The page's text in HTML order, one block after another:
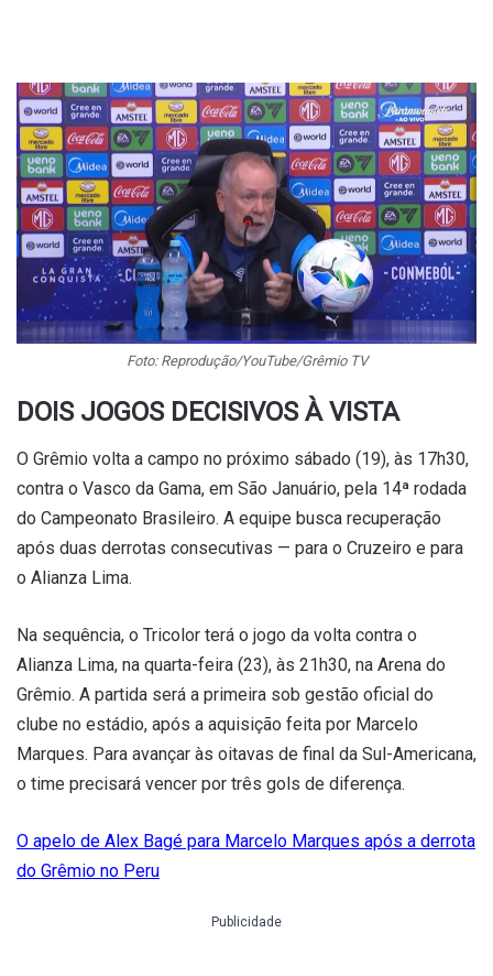
Foto: Reprodução/YouTube/Grêmio TV
DOIS JOGOS DECISIVOS À VISTA
O Grêmio volta a campo no próximo sábado (19), às 17h30,
contra o Vasco da Gama, em São Januário, pela 14ª rodada
do Campeonato Brasileiro. A equipe busca recuperação
após duas derrotas consecutivas — para o Cruzeiro e para
o Alianza Lima.
Na sequência, o Tricolor terá o jogo da volta contra o
Alianza Lima, na quarta-feira (23), às 21h30, na Arena do
Grêmio. A partida será a primeira sob gestão oficial do
clube no estádio, após a aquisição feita por Marcelo
Marques. Para avançar às oitavas de final da Sul-Americana,
o time precisará vencer por três gols de diferença.
O apelo de Alex Bagé para Marcelo Marques após a derrota
do Grêmio no Peru
Publicidade